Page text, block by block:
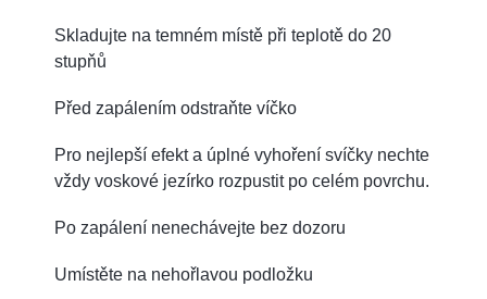
Skladujte na temném místě při teplotě do 20
stupňů
Před zapálením odstraňte víčko
Pro nejlepší efekt a úplné vyhoření svíčky nechte
vždy voskové jezírko rozpustit po celém povrchu.
Po zapálení nenechávejte bez dozoru
Umístěte na nehořlavou podložku